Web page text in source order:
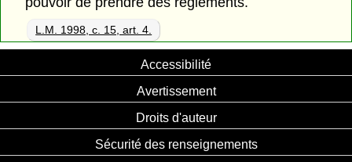
L.M. 1998, c. 15, art. 4.
Accessibilité
Avertissement
Droits d'auteur
Sécurité des renseignements